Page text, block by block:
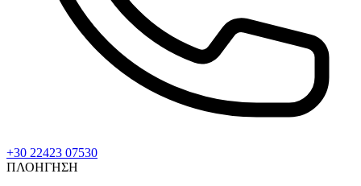
+30 22423 07530
ΠΛΟΗΓΗΣΗ